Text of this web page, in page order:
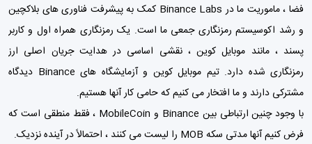
فضا ، ماموریت ما در Binance Labs کمک به پیشرفت فناوری های بلاکچین
و رشد اکوسیستم رمزنگاری جمعی ما است. یک رمزنگاری همراه اول و کاربر
پسند ، مانند موبایل کوین ، نقشی اساسی در هدایت جریان اصلی ارز
رمزنگاری شده دارد. تیم موبایل کوین و آزمایشگاه های Binance دیدگاه
مشترکی دارند و ما افتخار می کنیم که حامی کار آنها هستیم.
با وجود چنین ارتباطی بین Binance و MobileCoin ، فقط منطقی است که
فرض کنیم آنها مدتی سکه MOB را لیست می کنند ، احتمالاً در آینده نزدیک.